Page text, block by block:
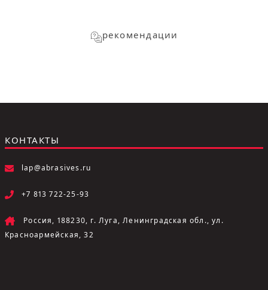
рекомендации
КОНТАКТЫ
lap@abrasives.ru
+7 813 722-25-93
Россия, 188230, г. Луга, Ленинградская обл., ул.
Красноармейская, 32